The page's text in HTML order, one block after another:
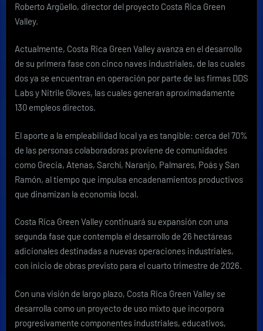
Roberto Argüello, director del proyecto Costa Rica Green
Valley.
Actualmente, Costa Rica Green Valley avanza en el desarrollo
de su primera fase con cinco naves industriales, de las cuales
dos ya se encuentran en operación por parte de las firmas DDS
Labs y Nitrile Gloves, las cuales generan aproximadamente
130 empleos directos.
El aporte a la empleabilidad local ya es tangible: cerca del 70%
de las personas colaboradoras proviene de comunidades
como Grecia, Atenas, Sarchí, Naranjo, Palmares, Poás y San
Ramón, al tiempo que impulsa encadenamientos productivos
que dinamizan la economía local.
Costa Rica Green Valley continuará su expansión con una
segunda fase que contempla el desarrollo de 26 hectáreas
adicionales destinadas a nuevas operaciones industriales,
con inicio de obras previsto para el cuarto trimestre de 2026.
Con una visión de largo plazo, Costa Rica Green Valley se
desarrolla como un proyecto de uso mixto que incorpora
progresivamente componentes industriales, educativos,